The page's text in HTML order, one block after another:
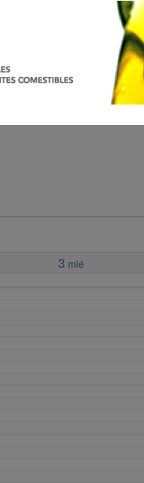
3 mié